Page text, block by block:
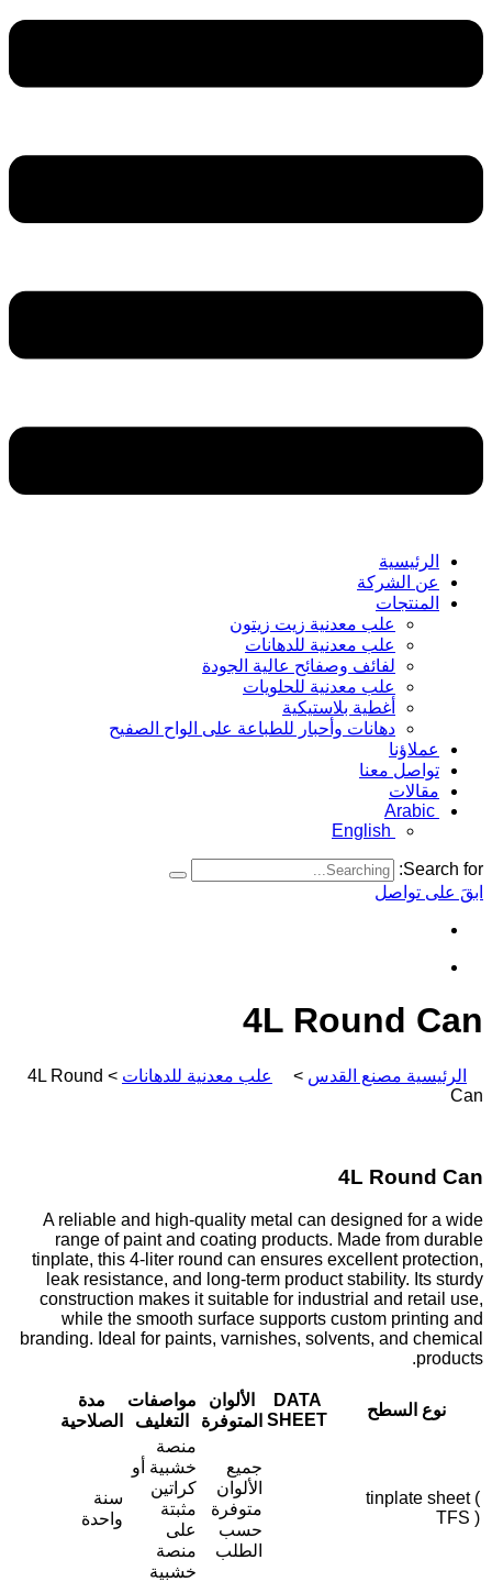
الرئيسية
عن الشركة
المنتجات
علب معدنية زيت زيتون
علب معدنية للدهانات
لفائف وصفائح عالية الجودة
علب معدنية للحلويات
أغطية بلاستيكية
دهانات وأحبار للطباعة على الواح الصفيح
عملاؤنا
تواصل معنا
مقالات
Arabic
English
Search for:
ابقَ على تواصل
4L Round Can
الرئيسية مصنع القدس > علب معدنية للدهانات >
4L Round
Can
4L Round Can
A reliable and high-quality metal can designed for a wide
range of paint and coating products. Made from durable
tinplate, this 4-liter round can ensures excellent protection,
leak resistance, and long-term product stability. Its sturdy
construction makes it suitable for industrial and retail use,
while the smooth surface supports custom printing and
branding. Ideal for paints, varnishes, solvents, and chemical
products.
نوع السطح
DATA
SHEET
الألوان
المتوفرة
مواصفات
التغليف
مدة
الصلاحية
tinplate sheet (
TFS )
جميع
الألوان
متوفرة
حسب
الطلب
منصة
خشبية أو
كراتين
مثبتة
على
منصة
خشبية
سنة
واحدة